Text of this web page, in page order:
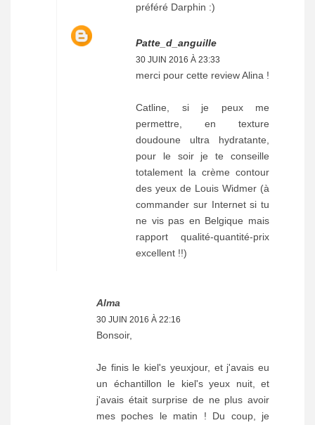
préféré Darphin :)
Patte_d_anguille
30 JUIN 2016 À 23:33
merci pour cette review Alina !
Catline, si je peux me
permettre, en texture
doudoune ultra hydratante,
pour le soir je te conseille
totalement la crème contour
des yeux de Louis Widmer (à
commander sur Internet si tu
ne vis pas en Belgique mais
rapport qualité-quantité-prix
excellent !!)
Alma
30 JUIN 2016 À 22:16
Bonsoir,
Je finis le kiel's yeuxjour, et j'avais eu
un échantillon le kiel's yeux nuit, et
j'avais était surprise de ne plus avoir
mes poches le matin ! Du coup, je